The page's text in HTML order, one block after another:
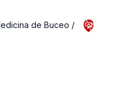
de Buceo /